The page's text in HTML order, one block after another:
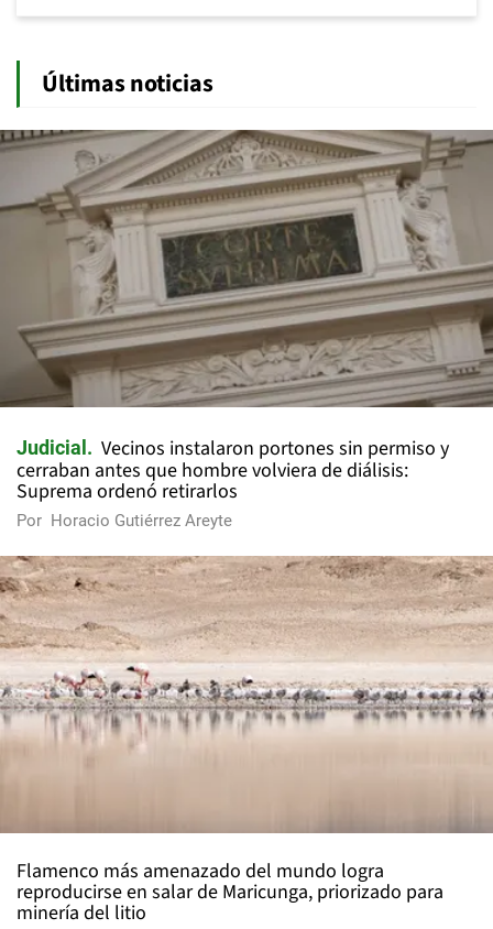
Últimas noticias
Judicial
Vecinos instalaron portones sin permiso y
cerraban antes que hombre volviera de diálisis:
Suprema ordenó retirarlos
Por Horacio Gutiérrez Areyte
Flamenco más amenazado del mundo logra
reproducirse en salar de Maricunga, priorizado para
minería del litio